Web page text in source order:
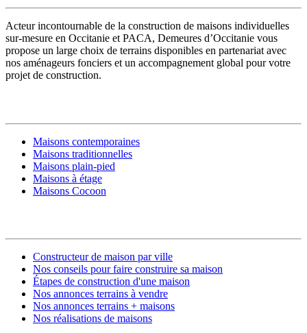
Acteur incontournable de la construction de maisons individuelles
sur-mesure en Occitanie et PACA, Demeures d’Occitanie vous
propose un large choix de terrains disponibles en partenariat avec
nos aménageurs fonciers et un accompagnement global pour votre
projet de construction.
Maisons contemporaines
Maisons traditionnelles
Maisons plain-pied
Maisons à étage
Maisons Cocoon
Constructeur de maison par ville
Nos conseils pour faire construire sa maison
Étapes de construction d'une maison
Nos annonces terrains à vendre
Nos annonces terrains + maisons
Nos réalisations de maisons